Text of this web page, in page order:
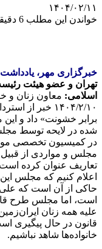
۱۴۰۴/۰۲/۱۱
خواندن این مطلب 6 دقیقه زمان میبرد
خبرگزاری مهر،
تهران و عضو هیئت
اسلامی: معاون زنان و
۱۴۰۴/۲/۱۰ خبر
برابر خشونت» داد و
شده در لایحه توسط
در کمیسیون تخصصی
مجلس و مواردی از
تعاریف عنوان کرده است.
اعلام کنیم که مجلس
حاکی از آن است که
است، اما مجلس طرح
علیه همه زنان
قانون در حال پیگیری
خانواده‌ها شاهد نباشیم.